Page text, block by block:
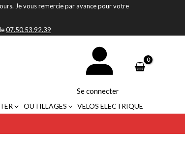
Je vous remercie par avance pour votre
07.50.53.92.39
Se connecter
OUTILLAGES VELOS ELECTRIQUE